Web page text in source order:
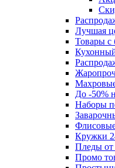
Лучшая
Товары с
До -50%
Наборы
Кружки
Пледы от
Промо